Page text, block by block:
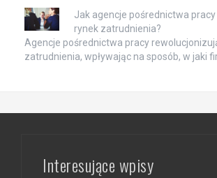
Jak agencje pośrednictwa
rynek zatrudnienia?
Agencje pośrednictwa pracy
zatrudnienia, wpływając na sposób, w jaki
Interesujące wpisy